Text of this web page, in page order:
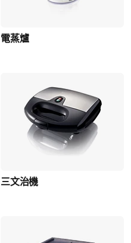
電蒸爐
三文治機